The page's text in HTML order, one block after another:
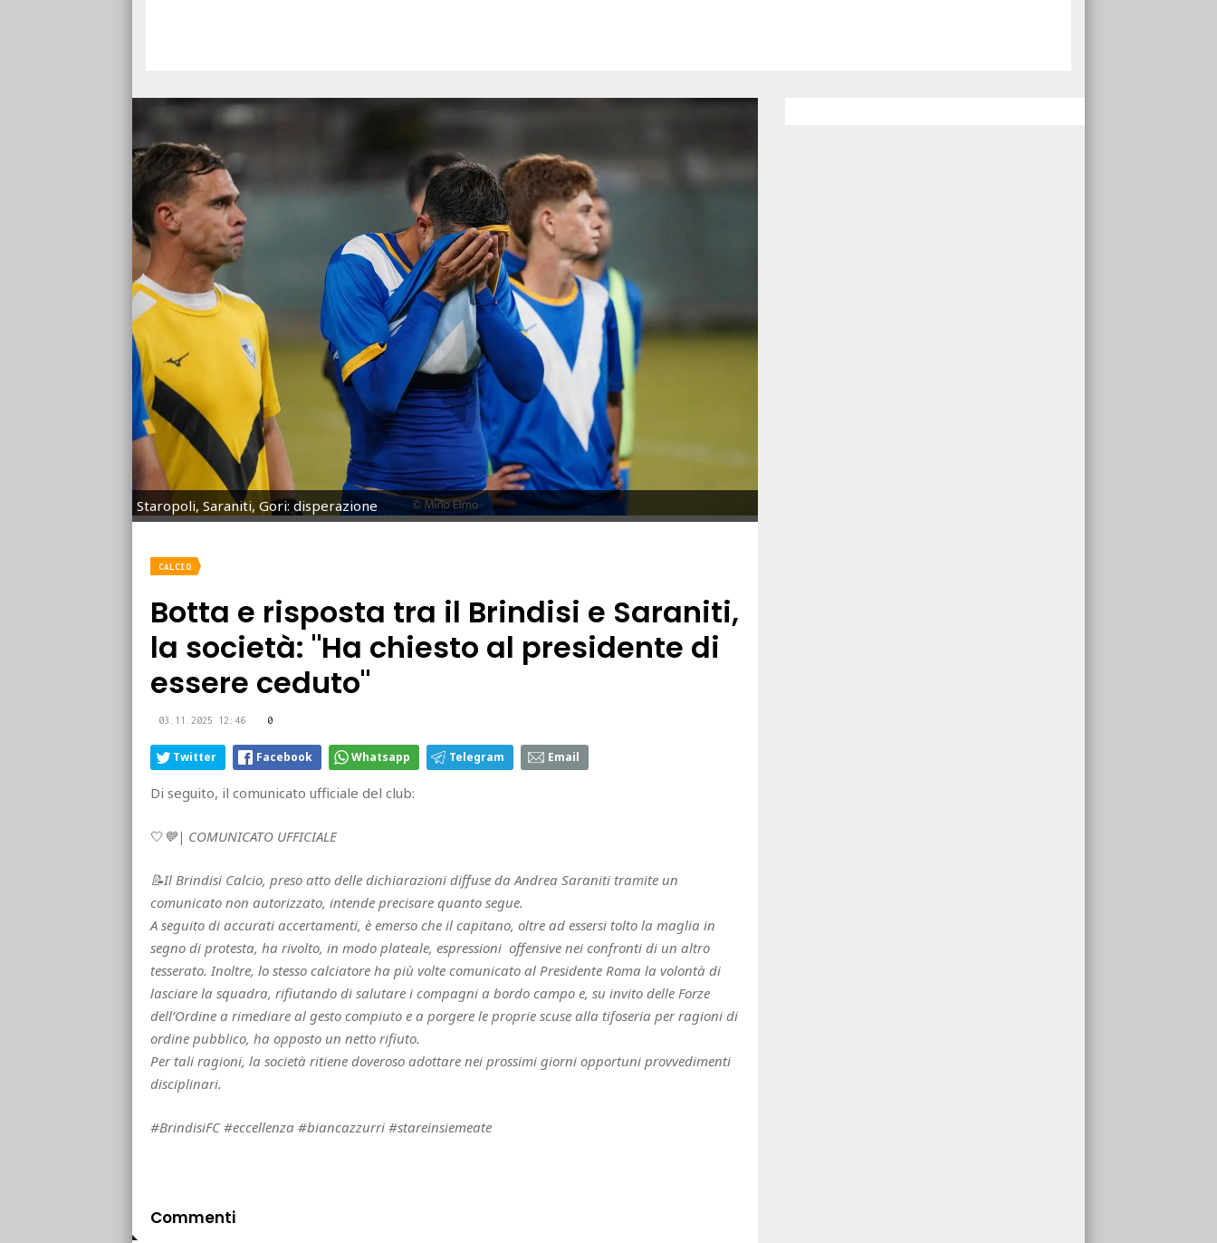
Staropoli, Saraniti, Gori: disperazione
CALCIO
Botta e risposta tra il Brindisi e Saraniti,
la società: "Ha chiesto al presidente di
essere ceduto"
03.11.2025 12:46 0
Twitter Facebook Whatsapp Telegram Email
Di seguito, il comunicato ufficiale del club:
🤍 💙| COMUNICATO UFFICIALE
📝Il Brindisi Calcio, preso atto delle dichiarazioni diffuse da Andrea Saraniti tramite un
comunicato non autorizzato, intende precisare quanto segue.
A seguito di accurati accertamenti, è emerso che il capitano, oltre ad essersi tolto la maglia in
segno di protesta, ha rivolto, in modo plateale, espressioni offensive nei confronti di un altro
tesserato. Inoltre, lo stesso calciatore ha più volte comunicato al Presidente Roma la volontà di
lasciare la squadra, rifiutando di salutare i compagni a bordo campo e, su invito delle Forze
dell’Ordine a rimediare al gesto compiuto e a porgere le proprie scuse alla tifoseria per ragioni di
ordine pubblico, ha opposto un netto rifiuto.
Per tali ragioni, la società ritiene doveroso adottare nei prossimi giorni opportuni provvedimenti
disciplinari.
#BrindisiFC #eccellenza #biancazzurri #stareinsiemeate
Commenti